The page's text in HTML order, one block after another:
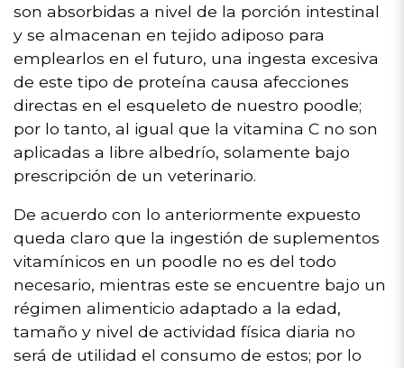
son absorbidas a nivel de la porción intestinal
y se almacenan en tejido adiposo para
emplearlos en el futuro, una ingesta excesiva
de este tipo de proteína causa afecciones
directas en el esqueleto de nuestro poodle;
por lo tanto, al igual que la vitamina C no son
aplicadas a libre albedrío, solamente bajo
prescripción de un veterinario.
De acuerdo con lo anteriormente expuesto
queda claro que la ingestión de suplementos
vitamínicos en un poodle no es del todo
necesario, mientras este se encuentre bajo un
régimen alimenticio adaptado a la edad,
tamaño y nivel de actividad física diaria no
será de utilidad el consumo de estos; por lo